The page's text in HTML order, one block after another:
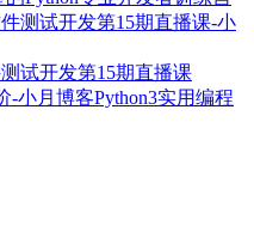
试开发第15期直播课
Python3实用编程